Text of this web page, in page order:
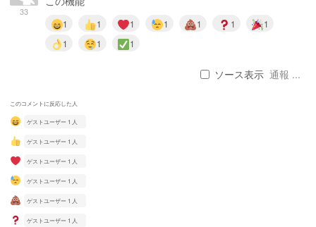
33
1 1 1 1 1 1
1
1
1 1
ソース表示 通報 ...
このコメントに反応した人
ゲストユーザー 1 人
ゲストユーザー 1 人
ゲストユーザー 1 人
ゲストユーザー 1 人
ゲストユーザー 1 人
ゲストユーザー 1 人